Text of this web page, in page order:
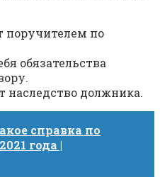
поручителем по
обязательства
наследство должника.
справка по
года |